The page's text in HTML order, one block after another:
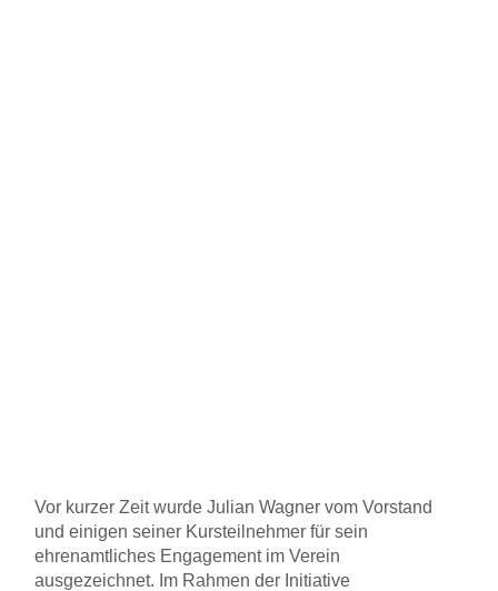
Vor kurzer Zeit wurde Julian Wagner vom Vorstand
und einigen seiner Kursteilnehmer für sein
ehrenamtliches Engagement im Verein
ausgezeichnet. Im Rahmen der Initiative